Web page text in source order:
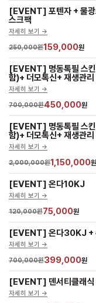
[EVENT] 포텐자 + 물
스크팩
자세히 보기 ->
250,000원159,000원
[EVENT] 명동톡필 스
함)+ 더모톡신+ 재생관리
자세히 보기 ->
700,000원450,000원
[EVENT] 명동톡필 스
함)+ 더모톡신+ 재생관리
자세히 보기 ->
2,000,000원1,150,000원
[EVENT] 온다10KJ
자세히 보기 ->
120,000원75,000원
[EVENT] 온다30KJ +
자세히 보기 ->
700,000원399,000원
[EVENT] 덴서티클래
자세히 보기 ->